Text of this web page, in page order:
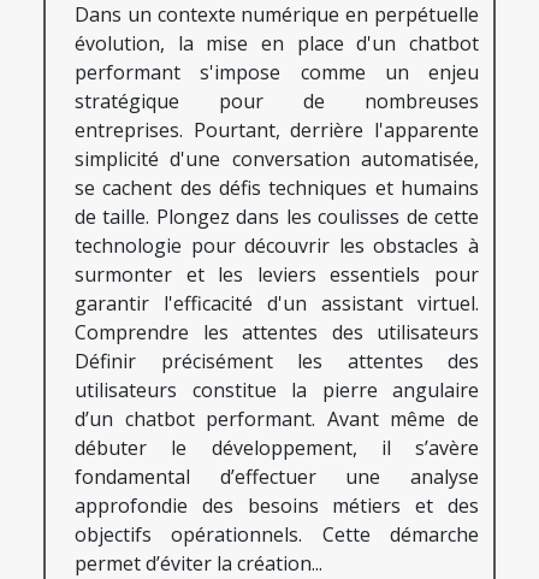
Dans un contexte numérique en perpétuelle
évolution, la mise en place d'un chatbot
performant s'impose comme un enjeu
stratégique pour de nombreuses
entreprises. Pourtant, derrière l'apparente
simplicité d'une conversation automatisée,
se cachent des défis techniques et humains
de taille. Plongez dans les coulisses de cette
technologie pour découvrir les obstacles à
surmonter et les leviers essentiels pour
garantir l'efficacité d'un assistant virtuel.
Comprendre les attentes des utilisateurs
Définir précisément les attentes des
utilisateurs constitue la pierre angulaire
d’un chatbot performant. Avant même de
débuter le développement, il s’avère
fondamental d’effectuer une analyse
approfondie des besoins métiers et des
objectifs opérationnels. Cette démarche
permet d’éviter la création...